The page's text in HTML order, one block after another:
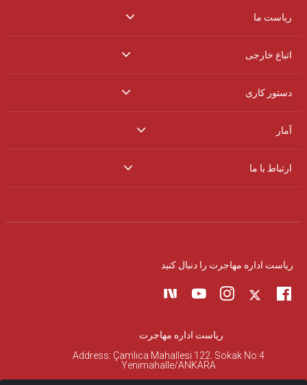
ریاست ما
اتباع خارجی
دستور کاری
آمار
ارتباط با ما
ریاست اداره مهاجرت را دنبال کنید
ریاست اداره مهاجرت
Address: Çamlıca Mahallesi 122. Sokak No:4
Yenimahalle/ANKARA